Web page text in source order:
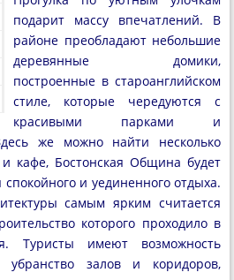
подарит массу впечатлений. В
районе преобладают небольшие
деревянные домики,
построенные в староанглийском
стиле, которые чередуются с
красивыми парками и
же можно найти несколько
кафе, Бостонская Община будет
и уединенного отдыха.
самым ярким считается
которого проходило в
Туристы имеют возможность
убранство залов и коридоров,